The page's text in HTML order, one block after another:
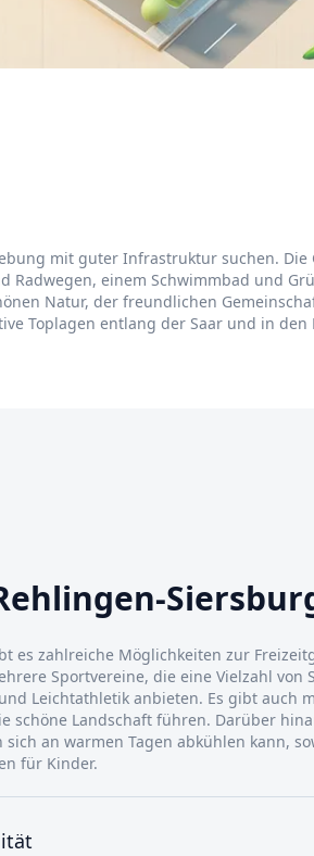
mit guter Infrastruktur suchen. Die
einem Schwimmbad und
Natur, der freundlichen
Toplagen entlang der Saar und in
es zahlreiche Möglichkeiten zur
Sportvereine, die eine Vielzahl von
Leichtathletik anbieten. Es gibt auch
schöne Landschaft führen. Darüber
an warmen Tagen abkühlen kann,
für Kinder.